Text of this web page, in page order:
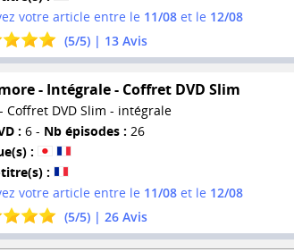
votre article entre le 11/08et le 12/08
(5/5) | 13Avis
- Intégrale - Coffret DVD Slim
Coffret DVD Slim - intégrale
: 6 - Nb épisodes : 26
:
:
votre article entre le 11/08et le 12/08
(5/5) | 26Avis